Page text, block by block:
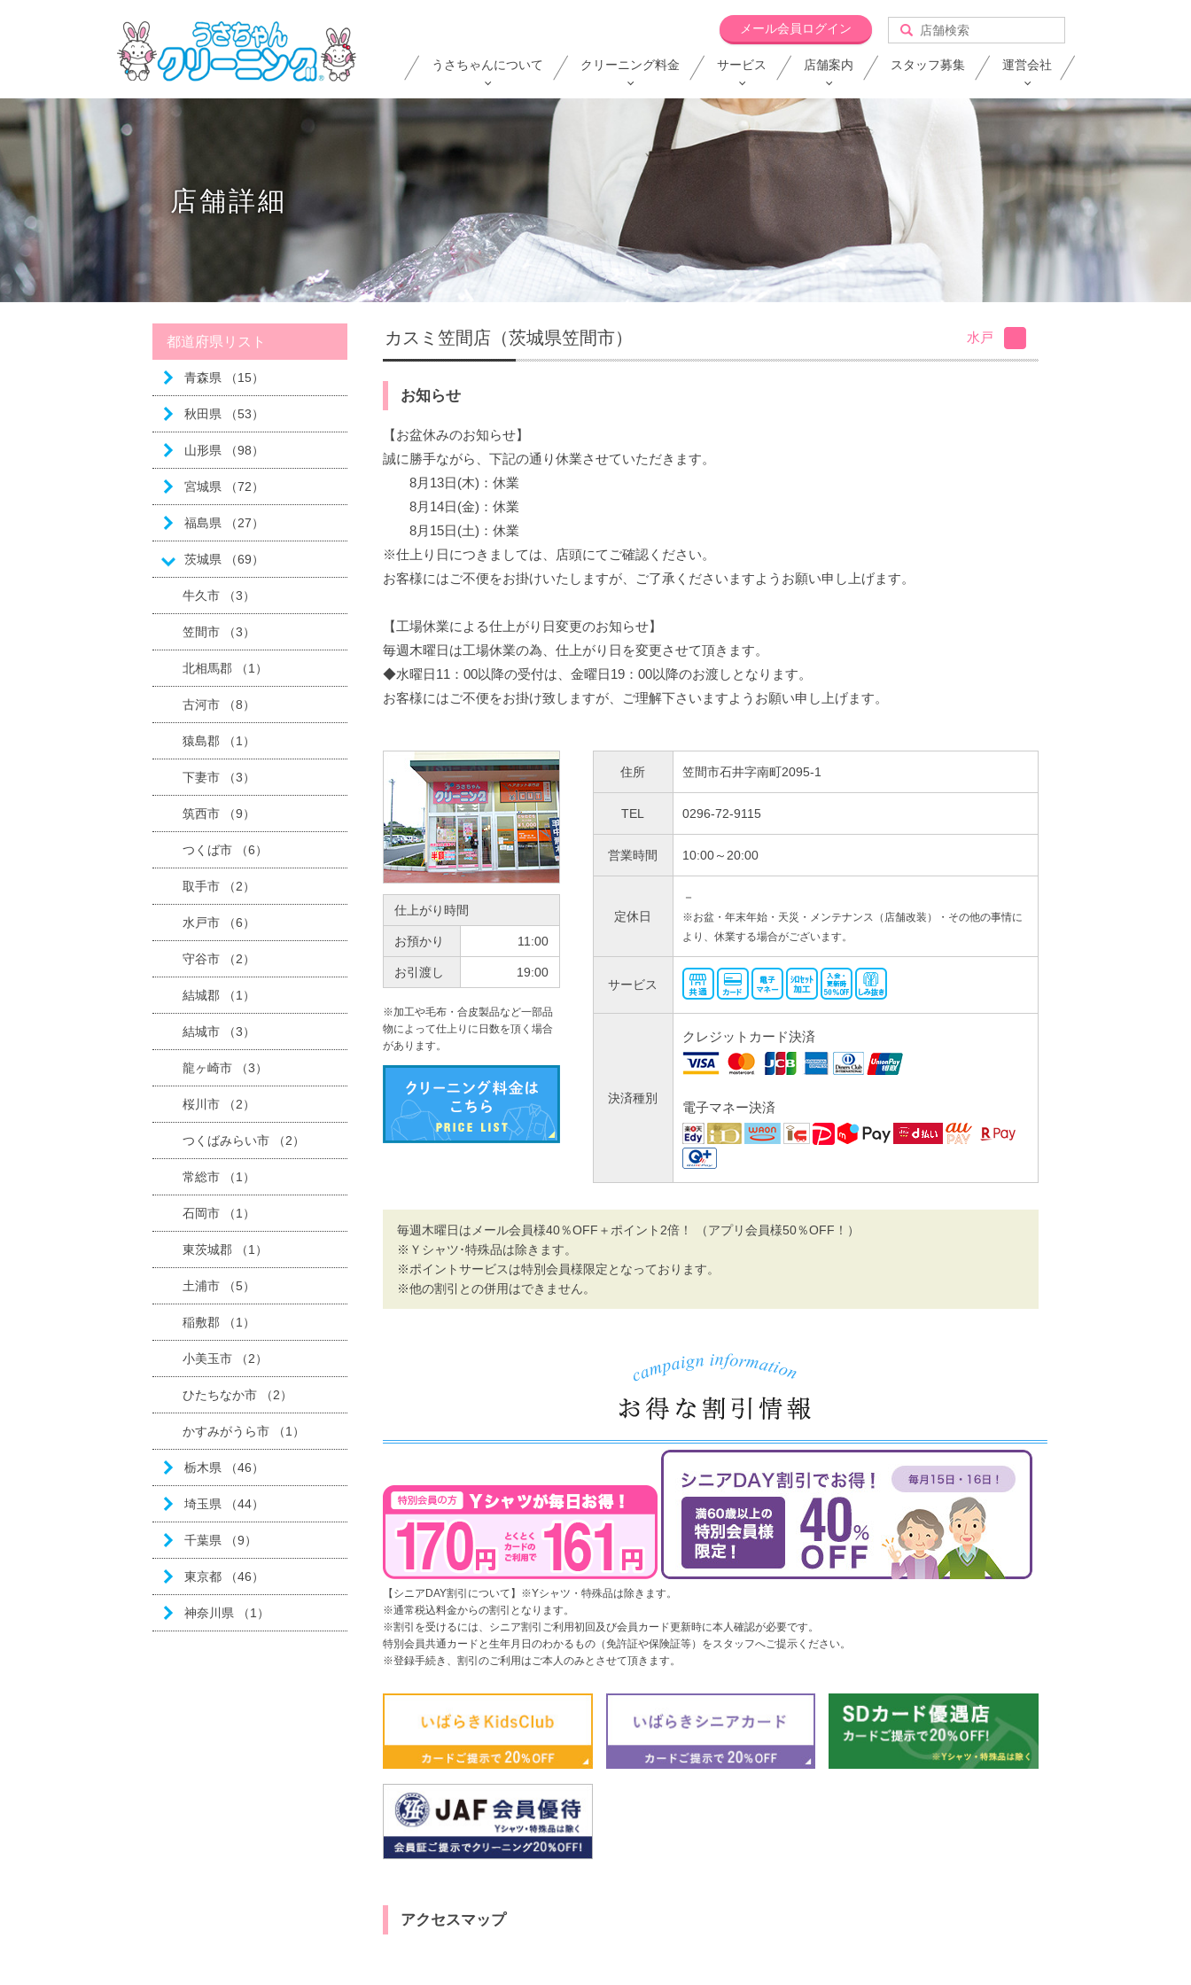
メール会員ログイン
うさちゃんについて クリーニング料金 サービス 店舗案内 スタッフ募集 運営会社
店舗詳細
カスミ笠間店（茨城県笠間市） 水戸
お知らせ
【お盆休みのお知らせ】
誠に勝手ながら、下記の通り休業させていただきます。
8月13日(木)：休業
8月14日(金)：休業
8月15日(土)：休業
※仕上り日につきましては、店頭にてご確認ください。
お客様にはご不便をお掛けいたしますが、ご了承くださいますようお願い申し上げます。
【工場休業による仕上がり日変更のお知らせ】
毎週木曜日は工場休業の為、仕上がり日を変更させて頂きます。
◆水曜日11：00以降の受付は、金曜日19：00以降のお渡しとなります。
お客様にはご不便をお掛け致しますが、ご理解下さいますようお願い申し上げます。
仕上がり時間
お預かり 11:00
お引渡し 19:00
※加工や毛布・合皮製品など一部品
物によって仕上りに日数を頂く場合
があります。
住所 笠間市石井字南町2095-1
TEL 0296-72-9115
営業時間 10:00～20:00
定休日
－
※お盆・年末年始・天災・メンテナンス（店舗改装）・その他の事情に
より、休業する場合がございます。
サービス
決済種別
クレジットカード決済
電子マネー決済
毎週木曜日はメール会員様40％OFF＋ポイント2倍！ （アプリ会員様50％OFF！）
※Ｙシャツ･特殊品は除きます。
※ポイントサービスは特別会員様限定となっております。
※他の割引との併用はできません。
【シニアDAY割引について】※Yシャツ・特殊品は除きます。
※通常税込料金からの割引となります。
※割引を受けるには、シニア割引ご利用初回及び会員カード更新時に本人確認が必要です。
特別会員共通カードと生年月日のわかるもの（免許証や保険証等）をスタッフへご提示ください。
※登録手続き、割引のご利用はご本人のみとさせて頂きます。
アクセスマップ
都道府県リスト
青森県 （15）
秋田県 （53）
山形県 （98）
宮城県 （72）
福島県 （27）
茨城県 （69）
牛久市 （3）
笠間市 （3）
北相馬郡 （1）
古河市 （8）
猿島郡 （1）
下妻市 （3）
筑西市 （9）
つくば市 （6）
取手市 （2）
水戸市 （6）
守谷市 （2）
結城郡 （1）
結城市 （3）
龍ヶ崎市 （3）
桜川市 （2）
つくばみらい市 （2）
常総市 （1）
石岡市 （1）
東茨城郡 （1）
土浦市 （5）
稲敷郡 （1）
小美玉市 （2）
ひたちなか市 （2）
かすみがうら市 （1）
栃木県 （46）
埼玉県 （44）
千葉県 （9）
東京都 （46）
神奈川県 （1）